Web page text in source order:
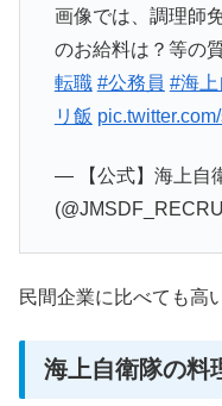
画像では、調理師
のお給料は？等の
転職 #公務員 #海上
リ飯
— 【公式】海上自
民間企業に比べても高
海上自衛隊の料